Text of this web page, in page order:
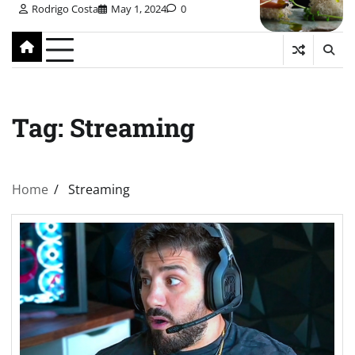
Rodrigo Costa May 1, 2024 0
Tag: Streaming
Home Streaming